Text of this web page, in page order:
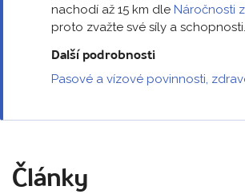
nachodí až 15 km dle Náročnosti
proto zvažte své síly a schopnosti.
Další podrobnosti
Pasové a vízové povinnosti,
Články